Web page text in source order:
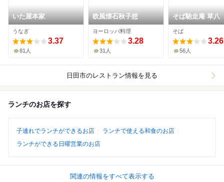
いた屋本家
うなぎ
3.37
81人
欧風懐石秋子想
ヨーロッパ料理
3.28
31人
そば馳走庵 草八
そば
3.26
56人
日田市のレストラン情報を見る
ランチのお店を探す
子連れでランチができるお店
ランチで使える和食のお店
ランチができる日曜営業のお店
関連の情報をすべて表示する